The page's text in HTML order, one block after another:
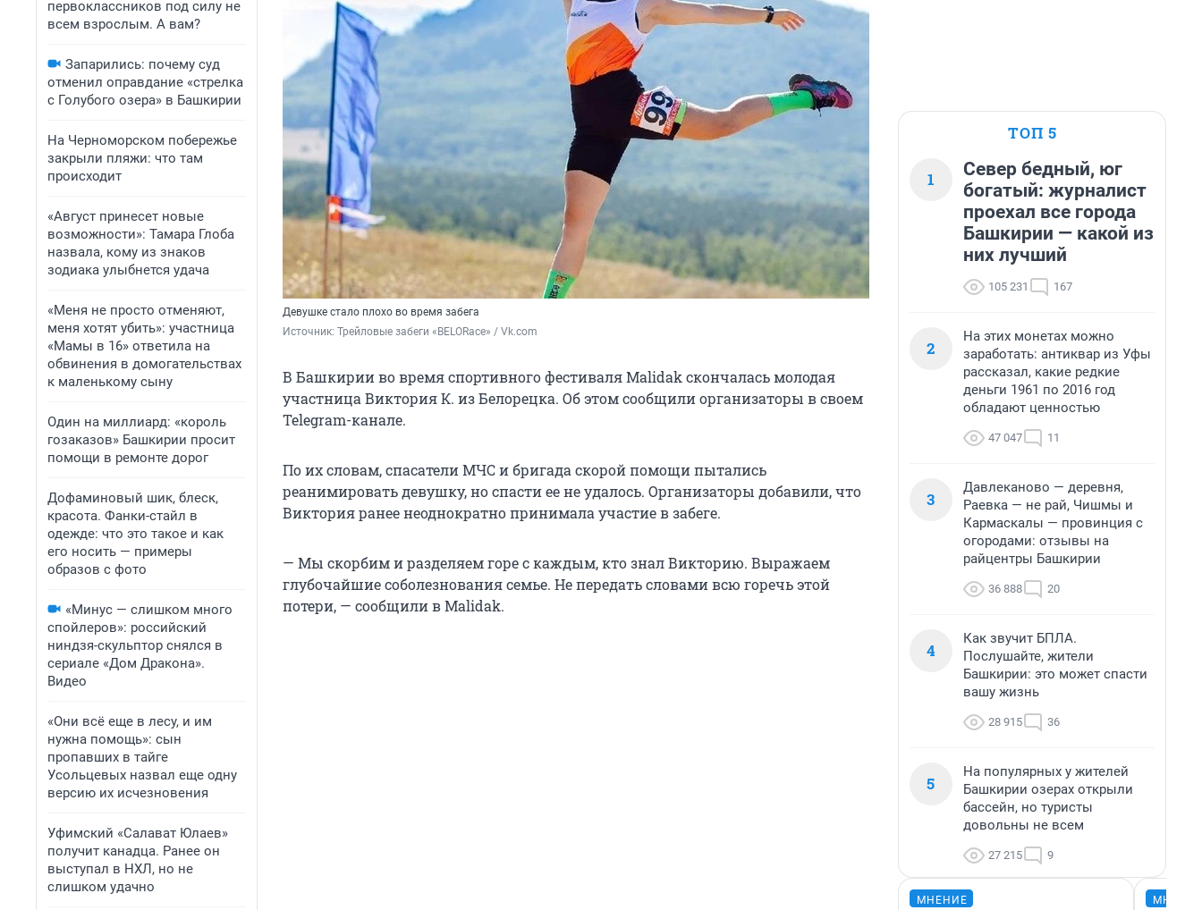
первоклассников под силу не
всем взрослым. А вам?
Запарились: почему суд
отменил оправдание «стрелка
с Голубого озера» в Башкирии
На Черноморском побережье
закрыли пляжи: что там
происходит
«Август принесет новые
возможности»: Тамара Глоба
назвала, кому из знаков
зодиака улыбнется удача
«Меня не просто отменяют,
меня хотят убить»: участница
«Мамы в 16» ответила на
обвинения в домогательствах
к маленькому сыну
Один на миллиард: «король
гозаказов» Башкирии просит
помощи в ремонте дорог
Дофаминовый шик, блеск,
красота. Фанки-стайл в
одежде: что это такое и как
его носить — примеры
образов с фото
«Минус — слишком много
спойлеров»: российский
ниндзя-скульптор снялся в
сериале «Дом Дракона».
Видео
«Они всё еще в лесу, и им
нужна помощь»: сын
пропавших в тайге
Усольцевых назвал еще одну
версию их исчезновения
Уфимский «Салават Юлаев»
получит канадца. Ранее он
выступал в НХЛ, но не
слишком удачно
Девушке стало плохо во время забега
Источник: Трейловые забеги «BELORace» / Vk.com
В Башкирии во время спортивного фестиваля Malidak скончалась молодая
участница Виктория К. из Белорецка. Об этом сообщили организаторы в своем
Telegram-канале.
По их словам, спасатели МЧС и бригада скорой помощи пытались
реанимировать девушку, но спасти ее не удалось. Организаторы добавили, что
Виктория ранее неоднократно принимала участие в забеге.
— Мы скорбим и разделяем горе с каждым, кто знал Викторию. Выражаем
глубочайшие соболезнования семье. Не передать словами всю горечь этой
потери, — сообщили в Malidak.
ТОП 5
1
Север бедный, юг
богатый: журналист
проехал все города
Башкирии — какой из
них лучший
105 231 167
2
На этих монетах можно
заработать: антиквар из Уфы
рассказал, какие редкие
деньги 1961 по 2016 год
обладают ценностью
47 047 11
3
Давлеканово — деревня,
Раевка — не рай, Чишмы и
Кармаскалы — провинция с
огородами: отзывы на
райцентры Башкирии
36 888 20
4
Как звучит БПЛА.
Послушайте, жители
Башкирии: это может спасти
вашу жизнь
28 915 36
5
На популярных у жителей
Башкирии озерах открыли
бассейн, но туристы
довольны не всем
27 215 9
МНЕНИЕ